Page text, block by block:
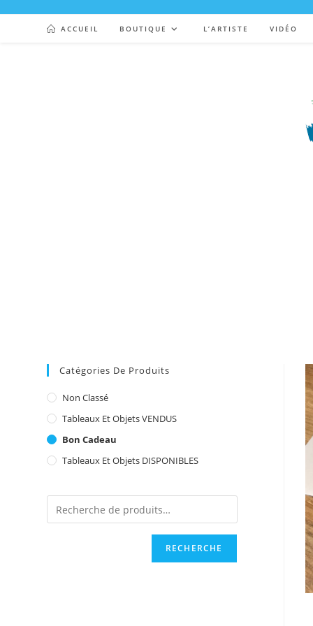
ACCUEIL BOUTIQUE L’ARTISTE VIDÉO
Catégories De Produits
Non Classé
Tableaux Et Objets VENDUS
Bon Cadeau
Tableaux Et Objets DISPONIBLES
RECHERCHE